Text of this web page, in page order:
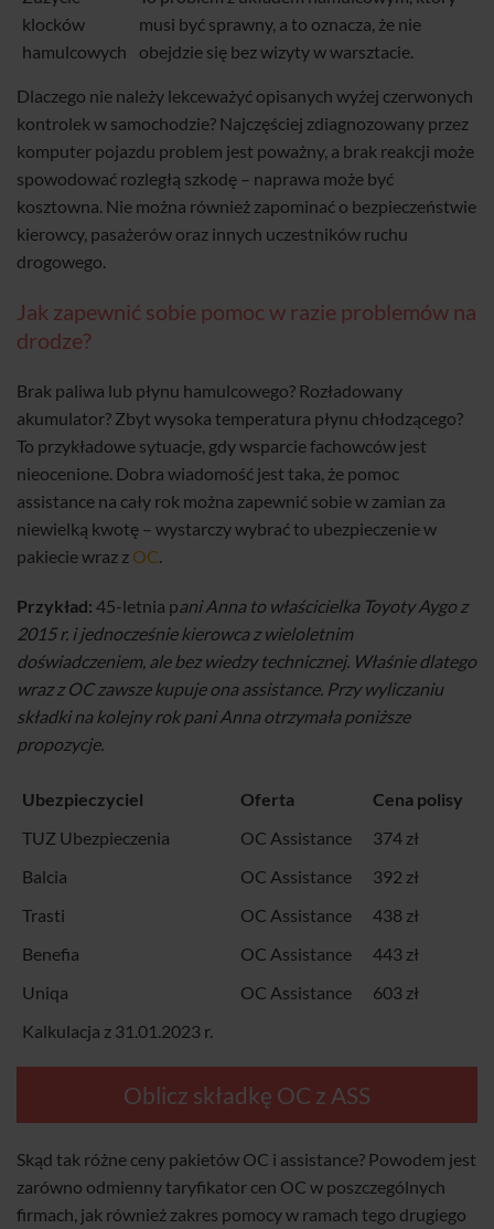
klocków
hamulcowych
musi być sprawny, a to oznacza, że nie
obejdzie się bez wizyty w warsztacie.
Dlaczego nie należy lekceważyć opisanych wyżej czerwonych
kontrolek w samochodzie? Najczęściej zdiagnozowany przez
komputer pojazdu problem jest poważny, a brak reakcji może
spowodować rozległą szkodę – naprawa może być
kosztowna. Nie można również zapominać o bezpieczeństwie
kierowcy, pasażerów oraz innych uczestników ruchu
drogowego.
Jak zapewnić sobie pomoc w razie problemów na
drodze?
Brak paliwa lub płynu hamulcowego? Rozładowany
akumulator? Zbyt wysoka temperatura płynu chłodzącego?
To przykładowe sytuacje, gdy wsparcie fachowców jest
nieocenione. Dobra wiadomość jest taka, że pomoc
assistance na cały rok można zapewnić sobie w zamian za
niewielką kwotę – wystarczy wybrać to ubezpieczenie w
pakiecie wraz z OC.
Przykład: 45-letnia pani Anna to właścicielka Toyoty Aygo z
2015 r. i jednocześnie kierowca z wieloletnim
doświadczeniem, ale bez wiedzy technicznej. Właśnie dlatego
wraz z OC zawsze kupuje ona assistance. Przy wyliczaniu
składki na kolejny rok pani Anna otrzymała poniższe
propozycje.
Ubezpieczyciel Oferta
Cena polisy
TUZ Ubezpieczenia
OC Assistance
374 zł
Balcia
OC Assistance
392 zł
Trasti
OC Assistance
438 zł
Benefia
OC Assistance
443 zł
Uniqa
OC Assistance
603 zł
Kalkulacja z 31.01.2023 r.
Oblicz składkę OC z ASS
Skąd tak różne ceny pakietów OC i assistance? Powodem jest
zarówno odmienny taryfikator cen OC w poszczególnych
firmach, jak również zakres pomocy w ramach tego drugiego